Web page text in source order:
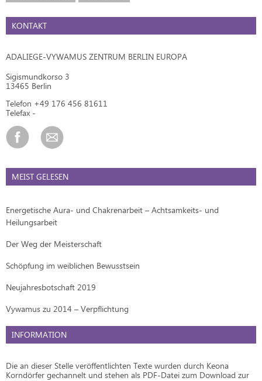
KONTAKT
ADALIEGE-VYWAMUS ZENTRUM BERLIN EUROPA
Sigismundkorso 3
13465 Berlin
Telefon +49 176 456 81611
Telefax -
MEIST GELESEN
Energetische Aura- und Chakrenarbeit – Achtsamkeits- und
Heilungsarbeit
Der Weg der Meisterschaft
Schöpfung im weiblichen Bewusstsein
Neujahresbotschaft 2019
Vywamus zu 2014 – Verpflichtung
INFORMATION
Die an dieser Stelle veröffentlichten Texte wurden durch Keona
Korndörfer gechannelt und stehen als PDF-Datei zum Download zur